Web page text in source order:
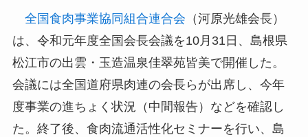
全国食肉事業協同組合連合会 （河原光雄会長）
は、令和元年度全国会長会議を10月31日、島根県
松江市の出雲・玉造温泉佳翠苑皆美で開催した。
会議には全国道府県肉連の会長らが出席し、今年
度事業の進ちょく状況（中間報告）などを確認し
た。終了後、食肉流通活性化セミナーを行い、島